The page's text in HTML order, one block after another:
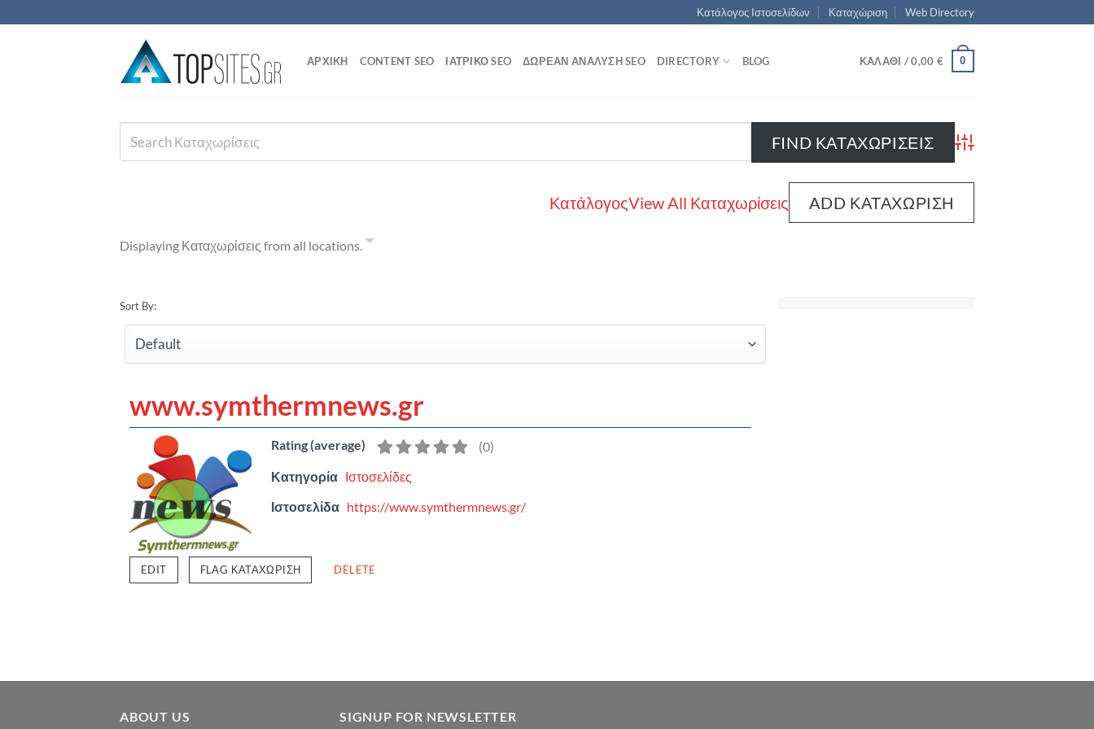
στο
Κατάλογος Ιστοσελίδων Καταχώριση Web Directory
ΑΡΧΙΚΗ CONTENT SEO ΙΑΤΡΙΚΌ SEO ΔΩΡΕΆΝ ΑΝΆΛΥΣΗ SEO DIRECTORY BLOG ΚΑΛΆΘΙ /0,00 € 0
Advanced Search
ΚατάλογοςView All Καταχωρίσεις ADD ΚΑΤΑΧΏΡΙΣΗ
Displaying Καταχωρίσεις from all locations.
Sort By:
www.symthermnews.gr
Rating (average) (0)
Κατηγορία Ιστοσελίδες
Ιστοσελίδα https://www.symthermnews.gr/
EDIT FLAG ΚΑΤΑΧΏΡΙΣΗ DELETE
ABOUT US SIGNUP FOR NEWSLETTER